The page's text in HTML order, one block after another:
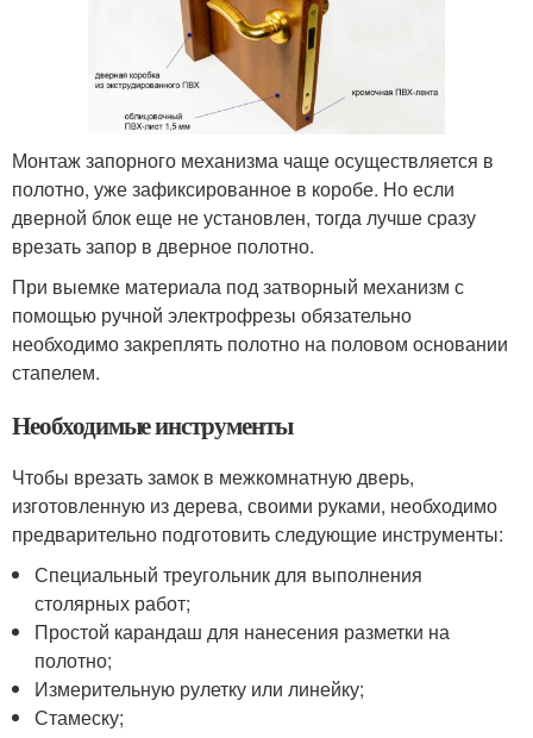
Монтаж запорного механизма чаще осуществляется в
полотно, уже зафиксированное в коробе. Но если
дверной блок еще не установлен, тогда лучше сразу
врезать запор в дверное полотно.
При выемке материала под затворный механизм с
помощью ручной электрофрезы обязательно
необходимо закреплять полотно на половом основании
стапелем.
Необходимые инструменты
Чтобы врезать замок в межкомнатную дверь,
изготовленную из дерева, своими руками, необходимо
предварительно подготовить следующие инструменты:
Специальный треугольник для выполнения
столярных работ;
Простой карандаш для нанесения разметки на
полотно;
Измерительную рулетку или линейку;
Стамеску;